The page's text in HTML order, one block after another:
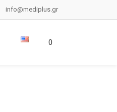
info@mediplus.gr
0